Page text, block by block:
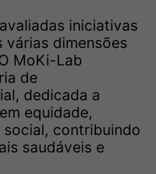
iniciativas
várias dimensões
MoKi-Lab
de
dedicada a
equidade,
contribuindo
saudáveis e